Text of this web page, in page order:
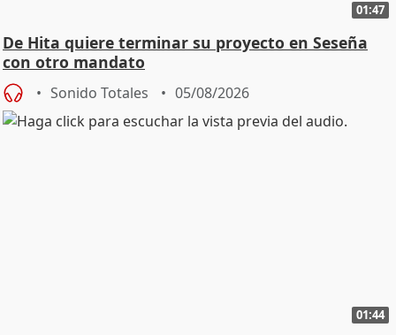
01:47
De Hita quiere terminar su proyecto en Seseña
con otro mandato
Sonido Totales 05/08/2026
01:44